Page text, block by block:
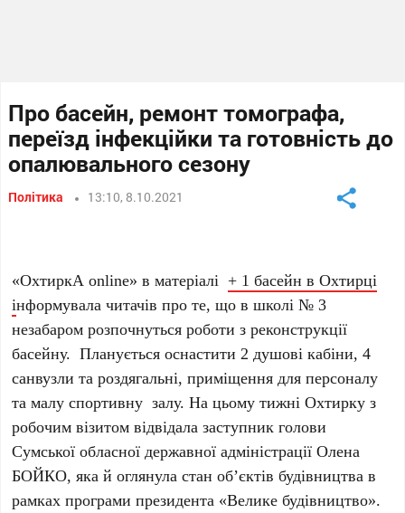
Про басейн, ремонт томографа,
переїзд інфекційки та готовність до
опалювального сезону
Політика 13:10, 8.10.2021
«ОхтиркА online» в матеріалі + 1 басейн в Охтирці
інформувала читачів про те, що в школі № 3
незабаром розпочнуться роботи з реконструкції
басейну. Планується оснастити 2 душові кабіни, 4
санвузли та роздягальні, приміщення для персоналу
та малу спортивну залу. На цьому тижні Охтирку з
робочим візитом відвідала заступник голови
Сумської обласної державної адміністрації Олена
БОЙКО, яка й оглянула стан об’єктів будівництва в
рамках програми президента «Велике будівництво».